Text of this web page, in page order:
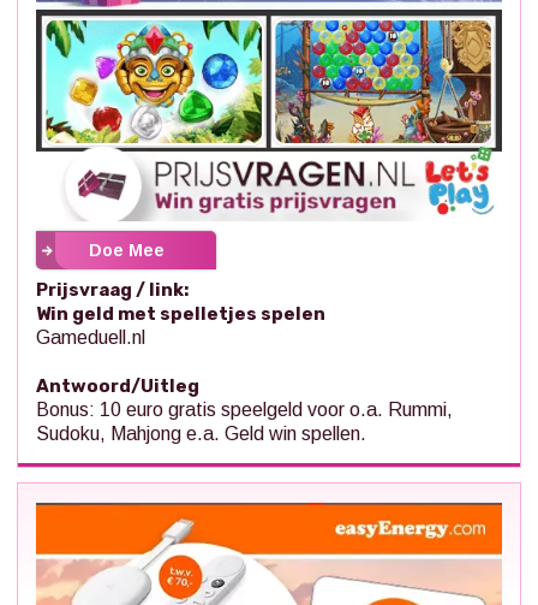
Doe Mee
Prijsvraag / link:
Win geld met spelletjes spelen
Gameduell.nl
Antwoord/Uitleg
Bonus: 10 euro gratis speelgeld voor o.a. Rummi,
Sudoku, Mahjong e.a. Geld win spellen.